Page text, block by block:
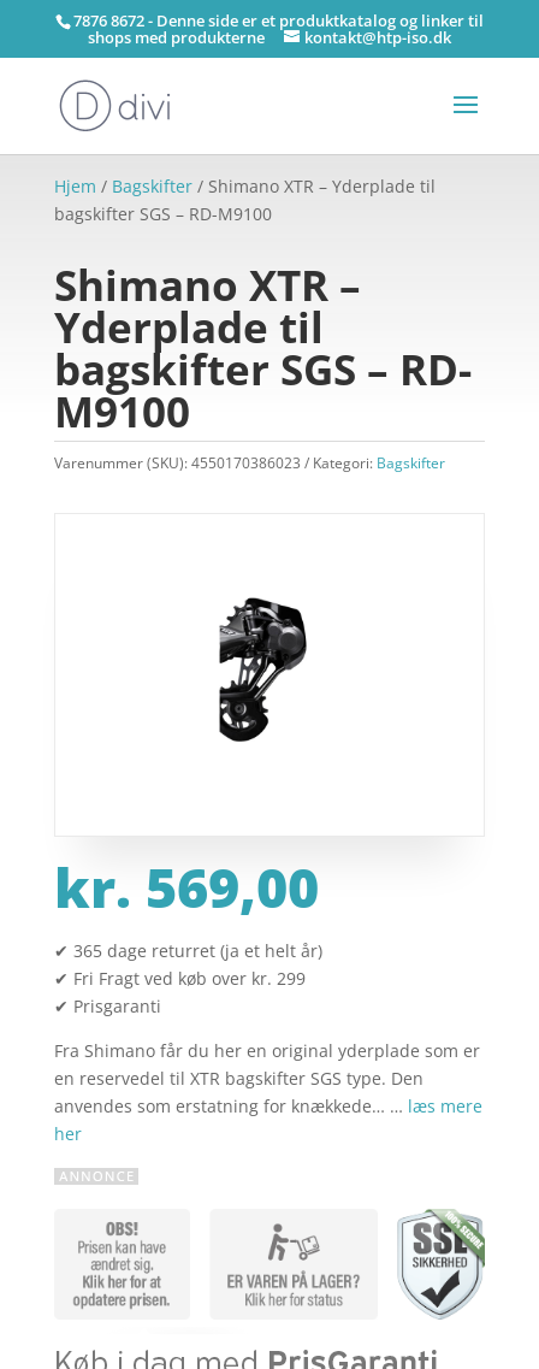
7876 8672 - Denne side er et produktkatalog og linker til
shops med produkterne kontakt@htp-iso.dk
Hjem / Bagskifter/ Shimano XTR – Yderplade til
bagskifter SGS – RD-M9100
Shimano XTR –
Yderplade til
bagskifter SGS – RD-
M9100
Varenummer (SKU):4550170386023 Kategori: Bagskifter
kr. 569,00
✔ 365 dage returret (ja et helt år)
✔ Fri Fragt ved køb over kr. 299
✔ Prisgaranti
Fra Shimano får du her en original yderplade som er
en reservedel til XTR bagskifter SGS type. Den
anvendes som erstatning for knækkede… … læs mere
her